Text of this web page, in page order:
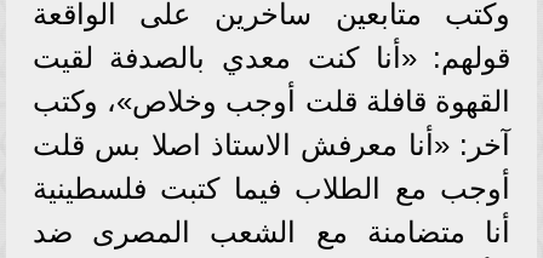
وكتب متابعين ساخرين على الواقعة
قولهم: «أنا كنت معدي بالصدفة لقيت
القهوة قافلة قلت أوجب وخلاص»، وكتب
آخر: «أنا معرفش الاستاذ اصلا بس قلت
أوجب مع الطلاب فيما كتبت فلسطينية
أنا متضامنة مع الشعب المصرى ضد